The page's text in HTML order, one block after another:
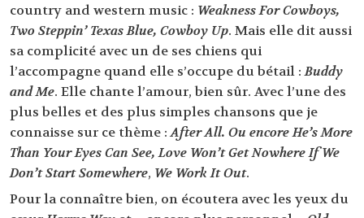
country and western music : Weakness For Cowboys,
Two Steppin’ Texas Blue, Cowboy Up. Mais elle dit aussi
sa complicité avec un de ses chiens qui
l’accompagne quand elle s’occupe du bétail :Buddy
and Me. Elle chante l’amour, bien sûr. Avec l’une des
plus belles et des plus simples chansons que je
connaisse sur ce thème :After All. Ou encore He’s More
Than Your Eyes Can See, Love Won’t Get Nowhere If We
Don’t Start Somewhere, We Work It Out.
Pour la connaître bien, on écoutera avec les yeux du